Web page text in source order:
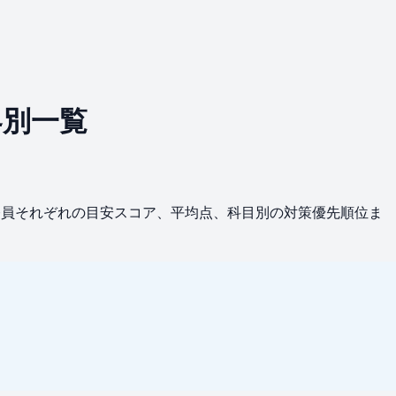
一覧
それぞれの目安スコア、平均点、科目別の対策優先順位ま